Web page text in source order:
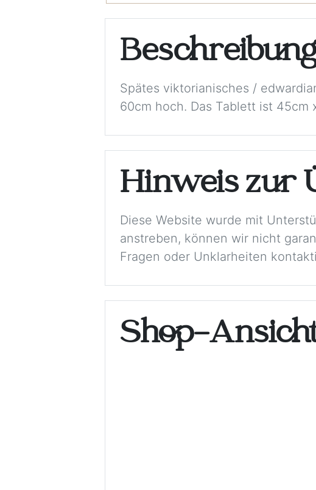
Spätes viktorianisches /
60cm hoch. Das Tablett ist 45cm
Hinweis zur
Diese Website wurde mit
anstreben, können wir nicht
Fragen oder Unklarheiten
Shop-